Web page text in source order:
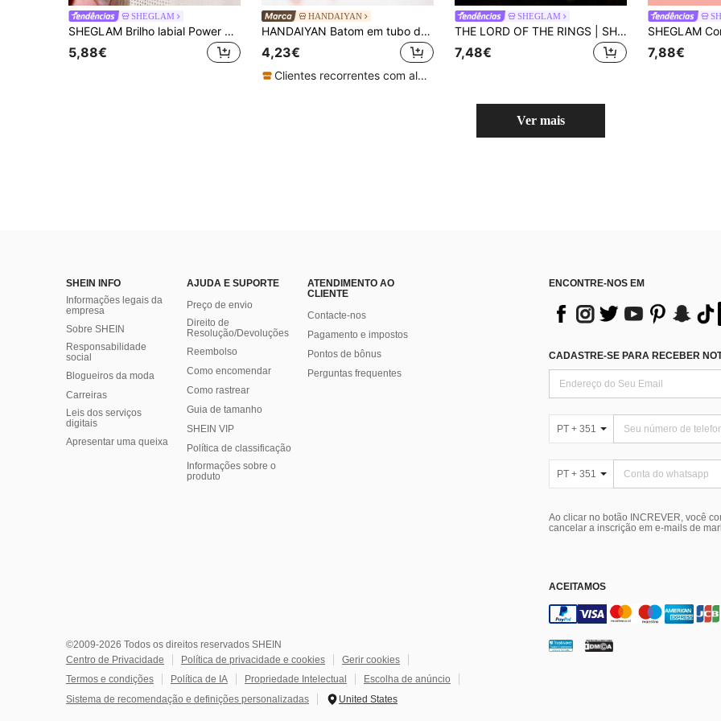
SHEGLAM
SHEGLAM Brilho labial Power Bouquet - Brilho labial hidratante com cor brilhante Sunny Sands, óleo labial não pegajoso e reparador, extrato de gardênia, cuidado labial, brilho labial marrom, marca de beleza, maquiagem, pintura facial, cosmético para mulheres e meninas, perfeito para o outono e inverno, ideal para o Y2K, moda sofisticada, adequado para aniversário, presente de Natal, festa, pronto, melhor cor
5,88€
HANDAIYAN
HANDAIYAN Batom em tubo de papel caleidoscópio, batom mate hidratante, gloss labial aveludado, fácil de aplicar - perfeito para Halloween, época de regresso às aulas, idas à praia, festas, estilo universitário e festas selvagens - as melhores opções de cor
4,23€
Clientes recorrentes com alta taxa de retorno
SHEGLAM
THE LORD OF THE RINGS | SHEGLAM My Preciousss Gloss Labial-Gondor™ Marca De Beleza CosméTicos Maquiagem Para Mulheres E Meninas
7,48€ 7,88€
Ver mais
SHEIN INFO
Informações legais da
empresa
Sobre SHEIN
Responsabilidade
social
Blogueiros da moda
Carreiras
Leis dos serviços
digitais
Apresentar uma queixa
AJUDA E SUPORTE
Preço de envio
Direito de
Resolução/Devoluções
Reembolso
Como encomendar
Como rastrear
Guia de tamanho
SHEIN VIP
Política de classificação
​Informações sobre o
produto
ATENDIMENTO AO
CLIENTE
Contacte-nos
Pagamento e impostos
Pontos de bônus
Perguntas frequentes
ENCONTRE-NOS EM
CADASTRE-SE PARA RECEBER
PT + 351
PT + 351
Ao clicar no botão INCREVER, você
cancelar a inscrição em e-mails de
ACEITAMOS
©2009-2026 Todos os direitos reservados SHEIN
Centro de Privacidade
Política de privacidade e cookies
Gerir cookies
Termos e condições
Política de IA Propriedade Intelectual
Escolha de anúncio
Sistema de recomendação e definições personalizadas
United States